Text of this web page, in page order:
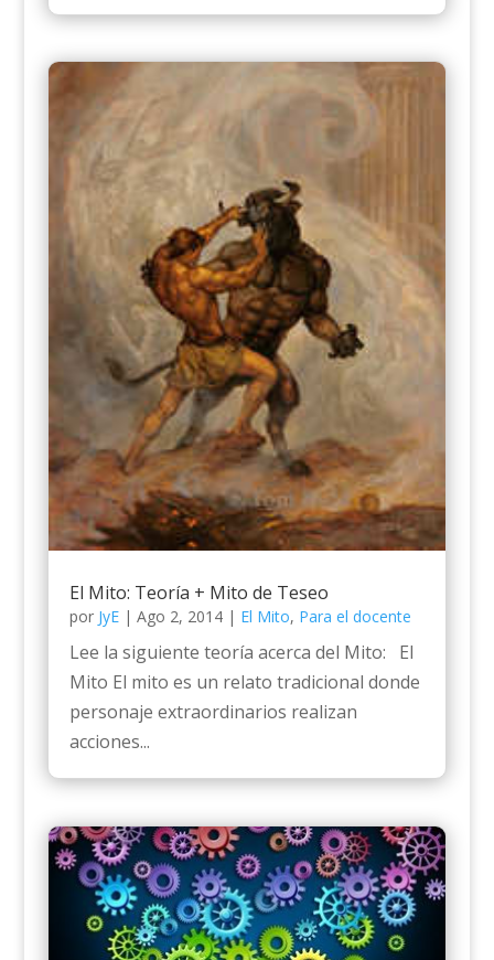
El Mito: Teoría + Mito de Teseo
por JyE| Ago 2, 2014| El Mito, Para el docente
Lee la siguiente teoría acerca del Mito: El
Mito El mito es un relato tradicional donde
personaje extraordinarios realizan
acciones...